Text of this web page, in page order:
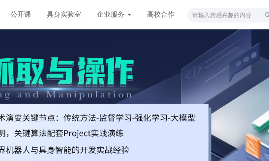
公开课 具身实验室 企业服务 高校合作